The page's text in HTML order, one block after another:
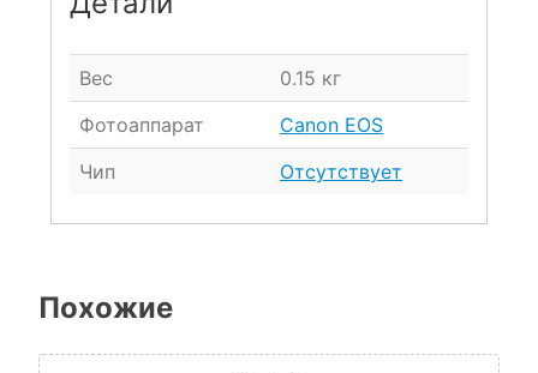
Вес
0.15 кг
Фотоаппарат
Canon EOS
Чип
Отсутствует
Похожие